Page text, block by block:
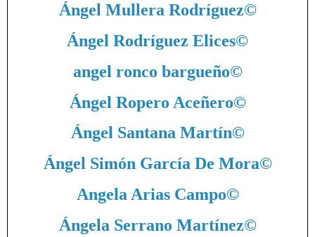
Ángel Mullera Rodríguez©
Ángel Rodríguez Elices©
angel ronco bargueño©
Ángel Ropero Aceñero©
Ángel Santana Martín©
Ángel Simón García De Mora©
Angela Arias Campo©
Ángela Serrano Martínez©